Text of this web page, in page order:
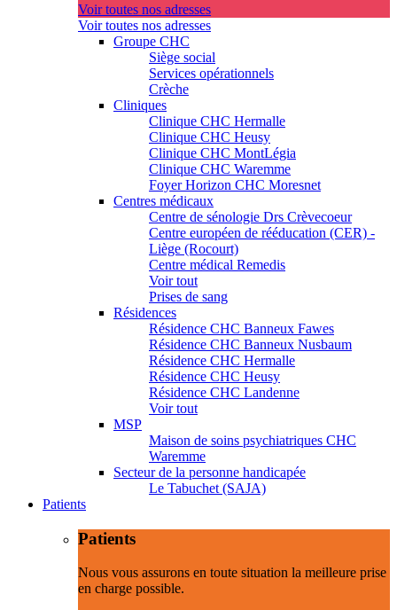
Voir toutes nos adresses
Voir toutes nos adresses
Groupe CHC
Siège social
Services opérationnels
Crèche
Cliniques
Clinique CHC Hermalle
Clinique CHC Heusy
Clinique CHC MontLégia
Clinique CHC Waremme
Foyer Horizon CHC Moresnet
Centres médicaux
Centre de sénologie Drs Crèvecoeur
Centre européen de rééducation (CER) -
Liège (Rocourt)
Centre médical Remedis
Voir tout
Prises de sang
Résidences
Résidence CHC Banneux Fawes
Résidence CHC Banneux Nusbaum
Résidence CHC Hermalle
Résidence CHC Heusy
Résidence CHC Landenne
Voir tout
MSP
Maison de soins psychiatriques CHC
Waremme
Secteur de la personne handicapée
Le Tabuchet (SAJA)
Patients
Patients
Nous vous assurons en toute situation la meilleure prise
en charge possible.